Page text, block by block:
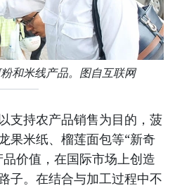
和米线产品。图自互联网
持农产品销售为目的，菠
果米纸、榴莲面包等“新奇
价值，在国际市场上创造
子。在结合与加工过程中不